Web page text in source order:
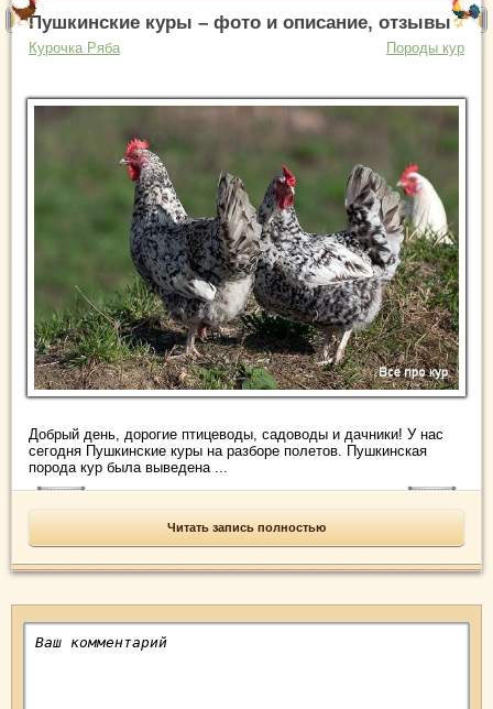
Пушкинские куры – фото и описание, отзывы
Курочка Ряба Породы кур
Добрый день, дорогие птицеводы, садоводы и дачники! У нас
сегодня Пушкинские куры на разборе полетов. Пушкинская
порода кур была выведена ...
Читать запись полностью